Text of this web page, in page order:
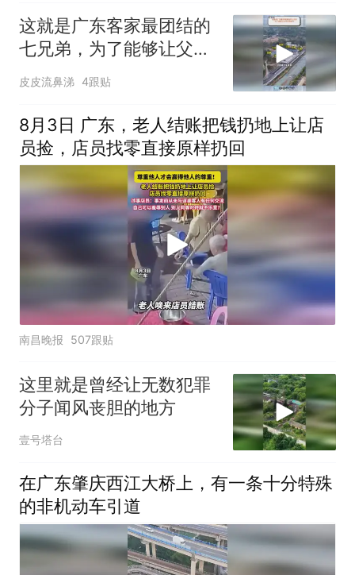
这就是广东客家最团结的
七兄弟，为了能够让父母
安享晚年
皮皮流鼻涕 4跟贴
8月3日 广东，老人结账把钱扔地上让店
员捡，店员找零直接原样扔回
南昌晚报 507跟贴
这里就是曾经让无数犯罪
分子闻风丧胆的地方
壹号塔台
在广东肇庆西江大桥上，有一条十分特殊
的非机动车引道